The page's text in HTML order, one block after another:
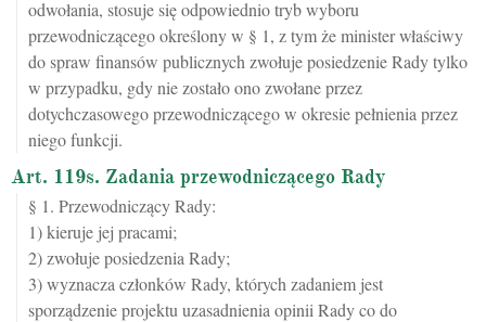
odwołania, stosuje się odpowiednio tryb wyboru
przewodniczącego określony w § 1, z tym że minister właściwy
do spraw finansów publicznych zwołuje posiedzenie Rady tylko
w przypadku, gdy nie zostało ono zwołane przez
dotychczasowego przewodniczącego w okresie pełnienia przez
niego funkcji.
Art. 119s. Zadania przewodniczącego Rady
§ 1. Przewodniczący Rady:
1) kieruje jej pracami;
2) zwołuje posiedzenia Rady;
3) wyznacza członków Rady, których zadaniem jest
sporządzenie projektu uzasadnienia opinii Rady co do